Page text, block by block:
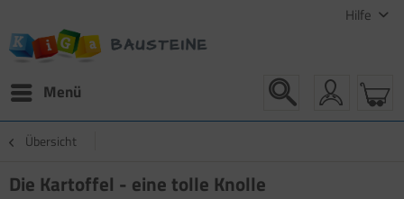
Hilfe
Menü
Übersicht
Die Kartoffel - eine tolle Knolle